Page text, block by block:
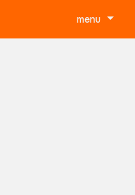
menu